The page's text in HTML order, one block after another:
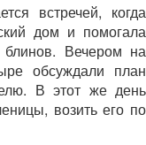
встречей, когда
дом и помогала
блинов. Вечером на
обсуждали план
В этот же день
возить его по